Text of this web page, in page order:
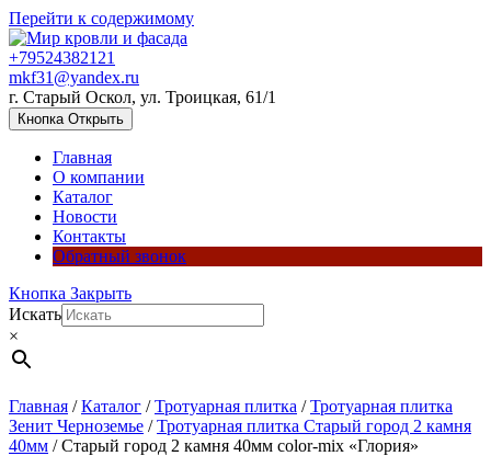
Перейти к содержимому
+79524382121
mkf31@yandex.ru
г. Старый Оскол, ул. Троицкая, 61/1
Кнопка Открыть
Главная
О компании
Каталог
Новости
Контакты
Обратный звонок
Кнопка Закрыть
Искать
×
Главная /Каталог /Тротуарная плитка /Тротуарная плитка
Зенит Черноземье /Тротуарная плитка Старый город 2 камня
40мм / Старый город 2 камня 40мм color-mix «Глория»